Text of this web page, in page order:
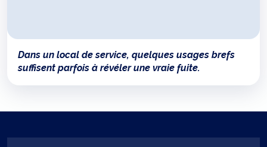
Dans un local de service, quelques usages brefs
suffisent parfois à révéler une vraie fuite.